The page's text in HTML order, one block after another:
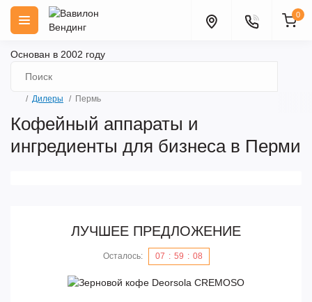
Основан в 2002 году
0
Дилеры Пермь
Кофейный аппараты и
ингредиенты для бизнеса в Перми
ЛУЧШЕЕ ПРЕДЛОЖЕНИЕ
Осталось: 07 : 59 : 08